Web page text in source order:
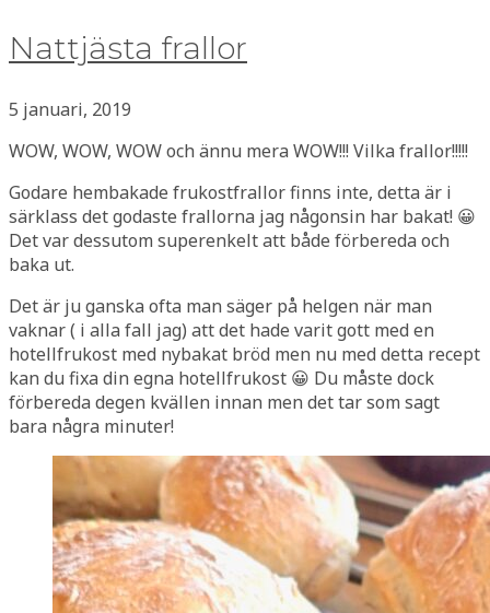
Nattjästa frallor
5 januari, 2019
WOW, WOW, WOW och ännu mera WOW!!! Vilka frallor!!!!!
Godare hembakade frukostfrallor finns inte, detta är i
särklass det godaste frallorna jag någonsin har bakat! 😀
Det var dessutom superenkelt att både förbereda och
baka ut.
Det är ju ganska ofta man säger på helgen när man
vaknar ( i alla fall jag) att det hade varit gott med en
hotellfrukost med nybakat bröd men nu med detta recept
kan du fixa din egna hotellfrukost 😀 Du måste dock
förbereda degen kvällen innan men det tar som sagt
bara några minuter!